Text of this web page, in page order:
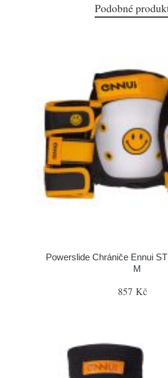
Podobné
Powerslide Chrániče Ennui
M
857 Kč